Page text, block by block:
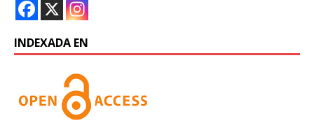
INDEXADA EN